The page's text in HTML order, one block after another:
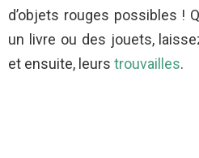
d’objets rouges possibles !
un livre ou des jouets,
et ensuite, leurs trouvailles.